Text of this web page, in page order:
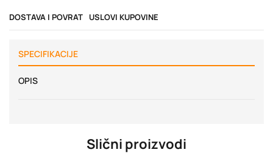
DOSTAVA I POVRAT USLOVI KUPOVINE
SPECIFIKACIJE
OPIS
Slični proizvodi